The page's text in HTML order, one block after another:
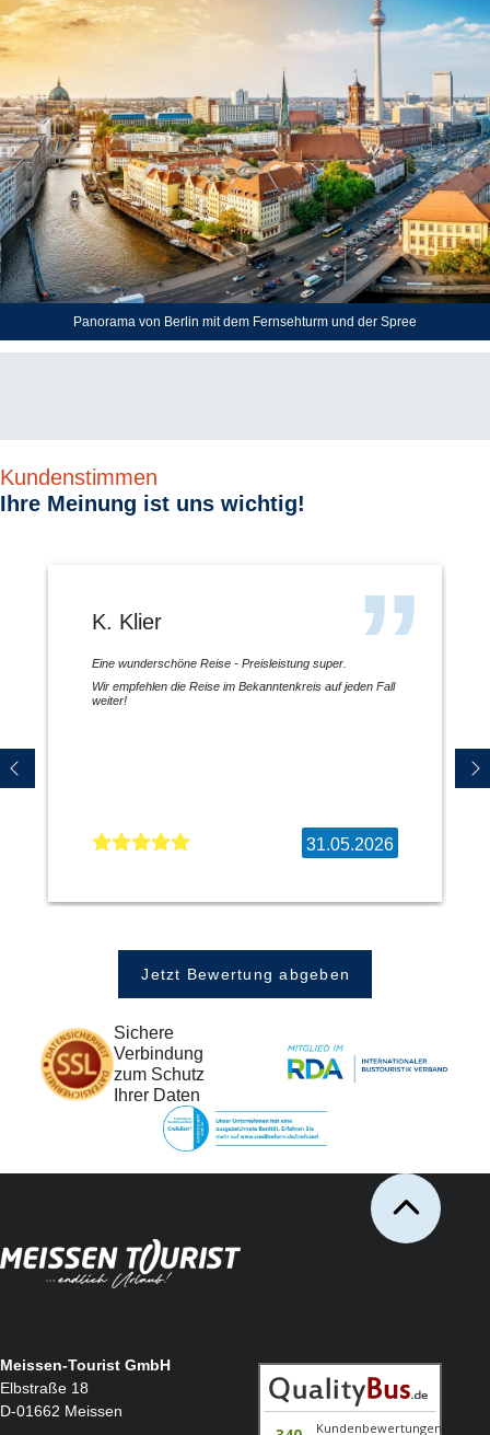
Panorama von Berlin mit dem Fernsehturm und der Spree
Kundenstimmen
Ihre Meinung ist uns wichtig!
K. Klier
Eine wunderschöne Reise - Preisleistung super.
Wir empfehlen die Reise im Bekanntenkreis auf jeden Fall
weiter!
31.05.2026
Jetzt Bewertung abgeben
Sichere
Verbindung
zum Schutz
Ihrer Daten
Meissen-Tourist GmbH
Elbstraße 18
D-01662 Meissen